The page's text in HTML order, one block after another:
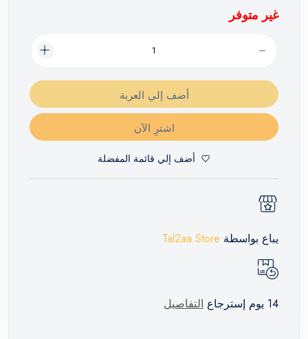
غير متوفر
أضف إلي العربة
اشترِ الآن
أضف إلي قائمة المفضلة
يباع بواسطة Tal2aa Store
14 يوم إسترجاع التفاصيل